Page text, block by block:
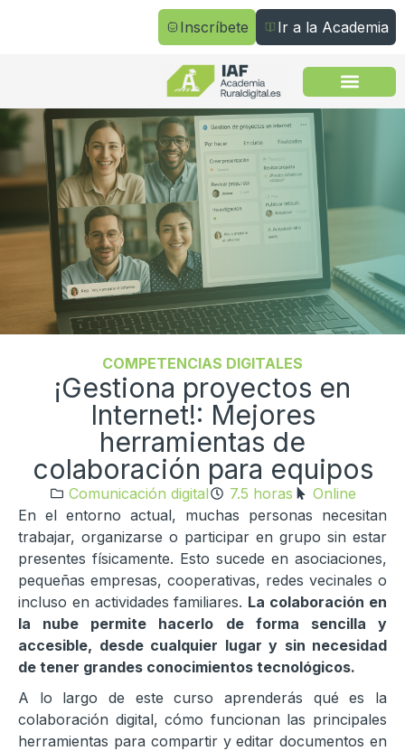
Inscríbete Ir a la Academia
COMPETENCIAS DIGITALES
¡Gestiona proyectos en
Internet!: Mejores
herramientas de
colaboración para equipos
Comunicación digital 7.5 horas
Online
En el entorno actual, muchas personas necesitan
trabajar, organizarse o participar en grupo sin estar
presentes físicamente. Esto sucede en asociaciones,
pequeñas empresas, cooperativas, redes vecinales o
incluso en actividades familiares. La colaboración en
la nube permite hacerlo de forma sencilla y
accesible, desde cualquier lugar y sin necesidad
de tener grandes conocimientos tecnológicos.
A lo largo de este curso aprenderás qué es la
colaboración digital, cómo funcionan las principales
herramientas para compartir y editar documentos en